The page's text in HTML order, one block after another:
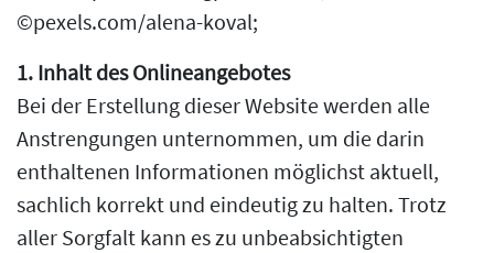
©pexels.com/alena-koval;
1. Inhalt des Onlineangebotes
Bei der Erstellung dieser Website werden alle
Anstrengungen unternommen, um die darin
enthaltenen Informationen möglichst aktuell,
sachlich korrekt und eindeutig zu halten. Trotz
aller Sorgfalt kann es zu unbeabsichtigten